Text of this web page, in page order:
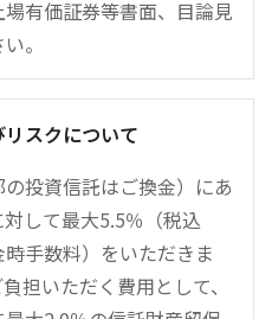
有価証券等書面、目論見
。
スクについて
投資信託はご換金）にあ
して最大5.5％（税込
手数料）をいただきま
担いただく費用として、